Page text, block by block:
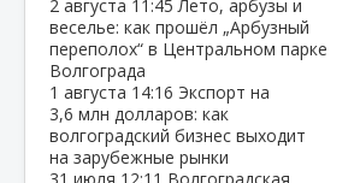
2 августа 11:45Лето, арбузы и
веселье: как прошёл „Арбузный
переполох“ в Центральном парке
Волгограда
1 августа 14:16 Экспорт на
3,6 млн долларов: как
волгоградский бизнес выходит
на зарубежные рынки